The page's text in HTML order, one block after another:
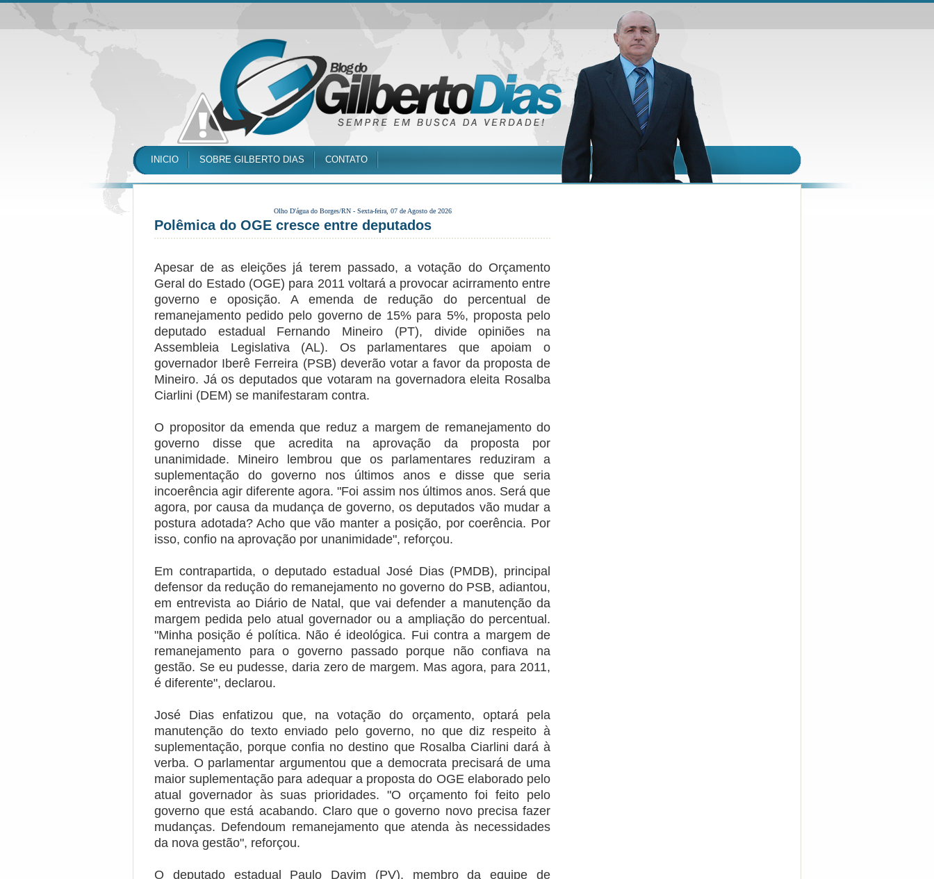
INICIO SOBRE GILBERTO DIAS CONTATO
Olho D'água do Borges/RN - Sexta-feira, 07 de Agosto de 2026
Polêmica do OGE cresce entre deputados
Apesar de as eleições já terem passado, a votação do Orçamento
Geral do Estado (OGE) para 2011 voltará a provocar acirramento entre
governo e oposição. A emenda de redução do percentual de
remanejamento pedido pelo governo de 15% para 5%, proposta pelo
deputado estadual Fernando Mineiro (PT), divide opiniões na
Assembleia Legislativa (AL). Os parlamentares que apoiam o
governador Iberê Ferreira (PSB) deverão votar a favor da proposta de
Mineiro. Já os deputados que votaram na governadora eleita Rosalba
Ciarlini (DEM) se manifestaram contra.
O propositor da emenda que reduz a margem de remanejamento do
governo disse que acredita na aprovação da proposta por
unanimidade. Mineiro lembrou que os parlamentares reduziram a
suplementação do governo nos últimos anos e disse que seria
incoerência agir diferente agora. "Foi assim nos últimos anos. Será que
agora, por causa da mudança de governo, os deputados vão mudar a
postura adotada? Acho que vão manter a posição, por coerência. Por
isso, confio na aprovação por unanimidade", reforçou.
Em contrapartida, o deputado estadual José Dias (PMDB), principal
defensor da redução do remanejamento no governo do PSB, adiantou,
em entrevista ao Diário de Natal, que vai defender a manutenção da
margem pedida pelo atual governador ou a ampliação do percentual.
"Minha posição é política. Não é ideológica. Fui contra a margem de
remanejamento para o governo passado porque não confiava na
gestão. Se eu pudesse, daria zero de margem. Mas agora, para 2011,
é diferente", declarou.
José Dias enfatizou que, na votação do orçamento, optará pela
manutenção do texto enviado pelo governo, no que diz respeito à
suplementação, porque confia no destino que Rosalba Ciarlini dará à
verba. O parlamentar argumentou que a democrata precisará de uma
maior suplementação para adequar a proposta do OGE elaborado pelo
atual governador às suas prioridades. "O orçamento foi feito pelo
governo que está acabando. Claro que o governo novo precisa fazer
mudanças. Defendoum remanejamento que atenda às necessidades
da nova gestão", reforçou.
O deputado estadual Paulo Davim (PV), membro da equipe de